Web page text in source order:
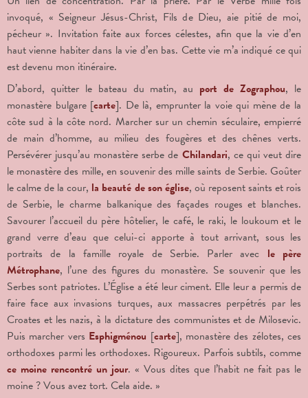
invoqué, « Seigneur Jésus-Christ, Fils de Dieu, aie pitié de moi,
pécheur ». Invitation faite aux forces célestes, afin que la vie d’en
haut vienne habiter dans la vie d’en bas. Cette vie m’a indiqué ce qui
est devenu mon itinéraire.
D’abord, quitter le bateau du matin, au port de Zographou, le
monastère bulgare [carte]. De là, emprunter la voie qui mène de la
côte sud à la côte nord. Marcher sur un chemin séculaire, empierré
de main d’homme, au milieu des fougères et des chênes verts.
Persévérer jusqu’au monastère serbe de Chilandari, ce qui veut dire
le monastère des mille, en souvenir des mille saints de Serbie. Goûter
le calme de la cour, la beauté de son église, où reposent saints et rois
de Serbie, le charme balkanique des façades rouges et blanches.
Savourer l’accueil du père hôtelier, le café, le raki, le loukoum et le
grand verre d’eau que celui-ci apporte à tout arrivant, sous les
portraits de la famille royale de Serbie. Parler avec le père
Métrophane, l’une des figures du monastère. Se souvenir que les
Serbes sont patriotes. L’Église a été leur ciment. Elle leur a permis de
faire face aux invasions turques, aux massacres perpétrés par les
Croates et les nazis, à la dictature des communistes et de Milosevic.
Puis marcher vers Esphigménou [carte], monastère des zélotes, ces
orthodoxes parmi les orthodoxes. Rigoureux. Parfois subtils, comme
ce moine rencontré un jour. « Vous dites que l’habit ne fait pas le
moine ? Vous avez tort. Cela aide. »